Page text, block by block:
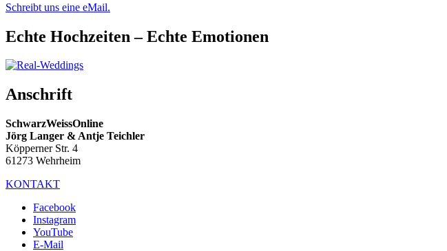
Schreibt uns eine eMail.
Echte Hochzeiten – Echte Emotionen
Anschrift
SchwarzWeissOnline
Jörg Langer & Antje Teichler
Köpperner Str. 4
61273 Wehrheim
KONTAKT
Facebook
Instagram
YouTube
E-Mail